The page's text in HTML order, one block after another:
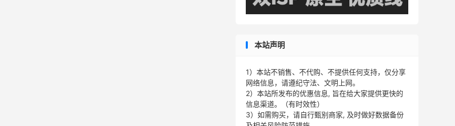
本站声明
1）本站不销售、不代购、不提供任何支持，仅分享
网络信息，请遵纪守法、文明上网。
2）本站所发布的优惠信息, 旨在给大家提供更快的
信息渠道。（有时效性）
3）如需购买，请自行甄别商家, 及时做好数据备份